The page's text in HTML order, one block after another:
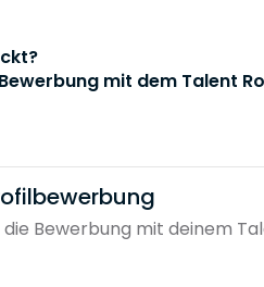
mit dem Talent
Bewerbung mit deinem